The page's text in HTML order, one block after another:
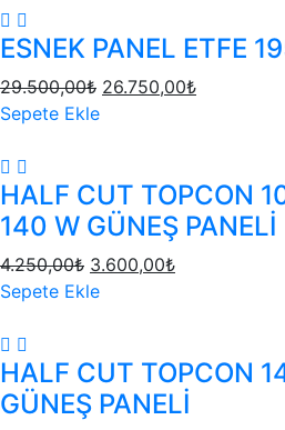
ESNEK PANEL ETFE
29.500,00₺ 26.750,00₺
Sepete Ekle
HALF CUT TOPCON
140 W GÜNEŞ PANELİ
4.250,00₺ 3.600,00₺
Sepete Ekle
HALF CUT TOPCON
GÜNEŞ PANELİ